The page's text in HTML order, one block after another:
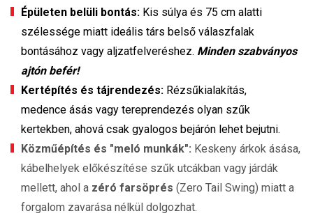
Épületen belüli bontás: Kis súlya és 75 cm alatti
szélessége miatt ideális társ belső válaszfalak
bontásához vagy aljzatfelveréshez. Minden szabványos
ajtón befér!
Kertépítés és tájrendezés: Rézsűkialakítás,
medence ásás vagy tereprendezés olyan szűk
kertekben, ahová csak gyalogos bejárón lehet bejutni.
Közműépítés és "meló munkák": Keskeny árkok ásása,
kábelhelyek előkészítése szűk utcákban vagy járdák
mellett, ahol a zéró farsöprés (Zero Tail Swing) miatt a
forgalom zavarása nélkül dolgozhat.